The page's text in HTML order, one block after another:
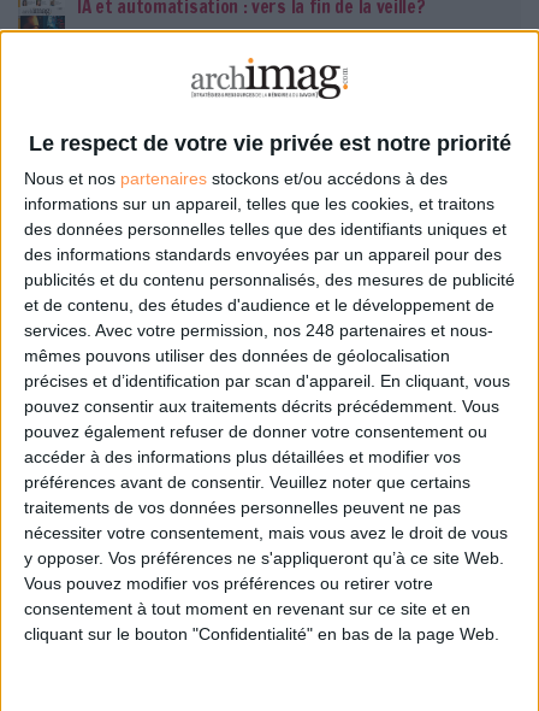
Le respect de votre vie privée est notre priorité
Nous et nos partenaires stockons et/ou accédons à des
informations sur un appareil, telles que les cookies, et traitons
des données personnelles telles que des identifiants uniques et
des informations standards envoyées par un appareil pour des
publicités et du contenu personnalisés, des mesures de publicité
et de contenu, des études d'audience et le développement de
services. Avec votre permission, nos 248 partenaires et nous-
mêmes pouvons utiliser des données de géolocalisation
précises et d’identification par scan d'appareil. En cliquant, vous
pouvez consentir aux traitements décrits précédemment. Vous
pouvez également refuser de donner votre consentement ou
accéder à des informations plus détaillées et modifier vos
préférences avant de consentir. Veuillez noter que certains
traitements de vos données personnelles peuvent ne pas
nécessiter votre consentement, mais vous avez le droit de vous
y opposer. Vos préférences ne s'appliqueront qu’à ce site Web.
Vous pouvez modifier vos préférences ou retirer votre
consentement à tout moment en revenant sur ce site et en
cliquant sur le bouton "Confidentialité" en bas de la page Web.
IA et automatisation : vers la fin de la veille?
Bibliothèques : comment survivre face aux pressions?
DSI du secteur public : le pivot de la transformation
Les derniers guides :
IA génératives : cas d’usage et retours d’expérience
Archivage physique et électronique : enjeux, méthodes et
outils
Stratégie data : tirez profit de l’intelligence des
données
LES DERNIÈRES PARUTIONS